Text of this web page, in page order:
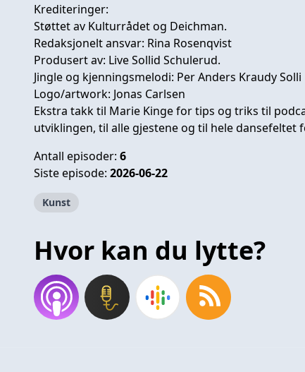
Krediteringer:
Støttet av Kulturrådet og Deichman.
Redaksjonelt ansvar: Rina Rosenqvist
Produsert av: Live Sollid Schulerud.
Jingle og kjenningsmelodi: Per Anders Kraudy Solli
Logo/artwork: Jonas Carlsen
Ekstra takk til Marie Kinge for tips og triks til
utviklingen, til alle gjestene og til hele dansefeltet
Antall episoder: 6
Siste episode: 2026-06-22
Kunst
Hvor kan du lytte?